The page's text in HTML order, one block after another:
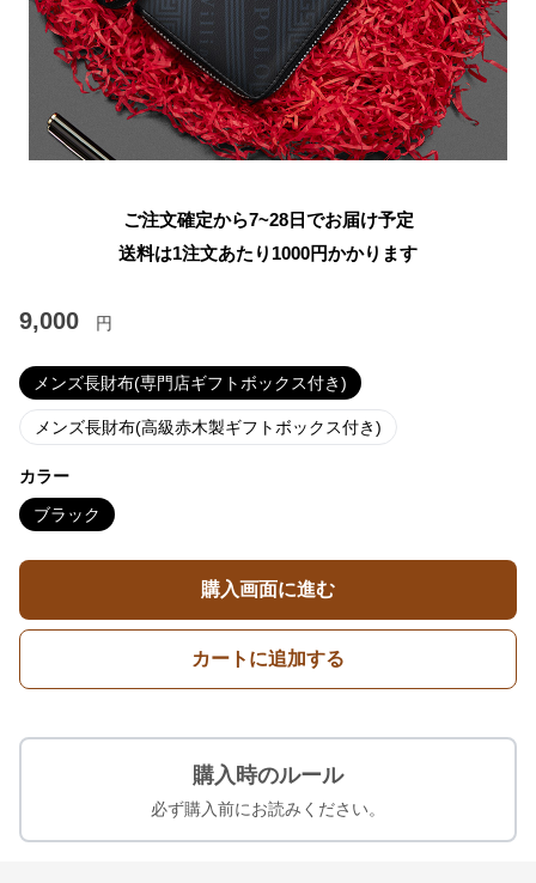
ご注文確定から7~28日でお届け予定
送料は1注文あたり 1000円かかります
9,000 円
メンズ長財布(専門店ギフトボックス付き)
メンズ長財布(高級赤木製ギフトボックス付き)
カラー
ブラック
購入画面に進む
カートに追加する
購入時のルール
必ず購入前にお読みください。